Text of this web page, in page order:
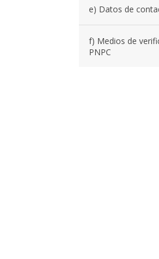
e) Datos de
f) Medios de
PNPC